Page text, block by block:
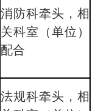
消防科牵头，相
关科室（单位）
配合
法规科牵头，相